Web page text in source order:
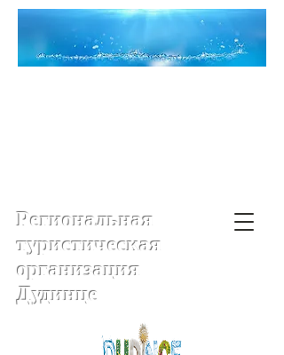
Региональная
туристическая
организация
Дудинце